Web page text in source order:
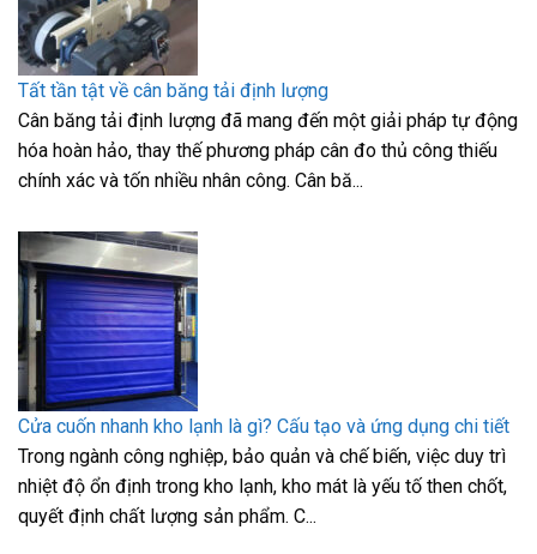
Tất tần tật về cân băng tải định lượng
Cân băng tải định lượng đã mang đến một giải pháp tự động
hóa hoàn hảo, thay thế phương pháp cân đo thủ công thiếu
chính xác và tốn nhiều nhân công. Cân bă...
Cửa cuốn nhanh kho lạnh là gì? Cấu tạo và ứng dụng chi tiết
Trong ngành công nghiệp, bảo quản và chế biến, việc duy trì
nhiệt độ ổn định trong kho lạnh, kho mát là yếu tố then chốt,
quyết định chất lượng sản phẩm. C...